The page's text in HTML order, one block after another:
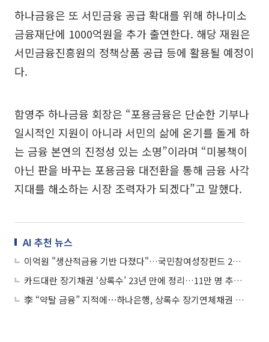
하나금융은 또 서민금융 공급 확대를 위해 하나미소
금융재단에 1000억원을 추가 출연한다. 해당 재원은
서민금융진흥원의 정책상품 공급 등에 활용될 예정이
다.
함영주 하나금융 회장은 “포용금융은 단순한 기부나
일시적인 지원이 아니라 서민의 삶에 온기를 돌게 하
는 금융 본연의 진정성 있는 소명”이라며 “미봉책이
아닌 판을 바꾸는 포용금융 대전환을 통해 금융 사각
지대를 해소하는 시장 조력자가 되겠다”고 말했다.
AI 추천 뉴스
이억원 "생산적금융 기반 다졌다"…국민참여성장펀드 22일 출시
카드대란 장기채권 ‘상록수’ 23년 만에 정리…11만 명 추심 멈춘다
李 “약탈 금융” 지적에⋯하나은행, 상록수 장기연체채권 매각